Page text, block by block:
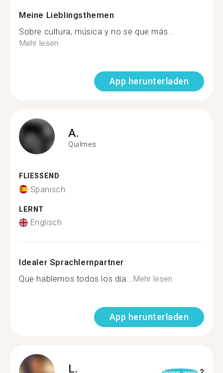
Meine Lieblingsthemen
Sobre cultura, música y no se que más...
Mehr lesen
App herunterladen
A.
Quilmes
FLIESSEND
Spanisch
LERNT
Englisch
Idealer Sprachlernpartner
Que hablemos todos los día...Mehr lesen
App herunterladen
L.